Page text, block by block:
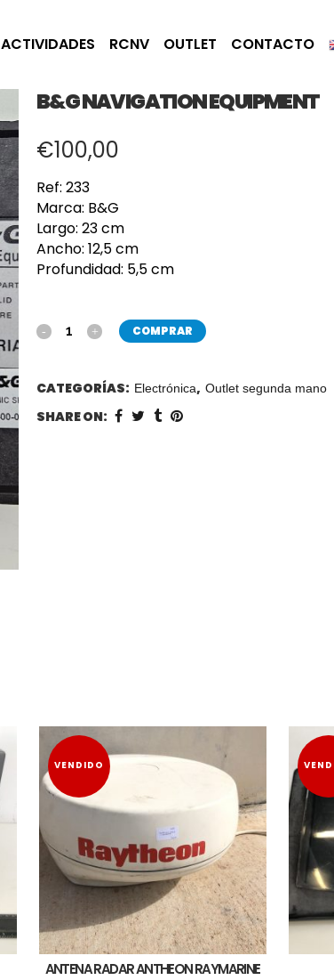
ACTIVIDADES RCNV OUTLET CONTACTO
B&G NAVIGATION EQUIPMENT
€100,00
Ref: 233
Marca: B&G
Largo: 23 cm
Ancho: 12,5 cm
Profundidad: 5,5 cm
COMPRAR
CATEGORÍAS: Electrónica, Outlet segunda mano
SHARE ON:
VENDIDO
ANTENA RADAR ANTHEON RAYMARINE